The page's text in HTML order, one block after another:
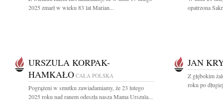
2025 zmarł w wieku 83 lat Marian...
opatrzona
URSZULA KORPAK-
HAMKAŁO CAŁA POLSKA
Pogrążeni w smutku zawiadamiamy, że 23 lutego
2025 roku nad ranem odeszła nasza Mama Urszula...
JAN
Z głębokim
roku po